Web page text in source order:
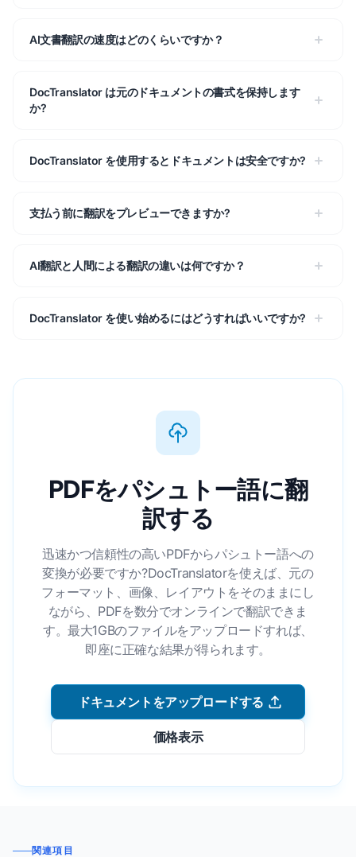
AI文書翻訳の速度はどのくらいですか？
DocTranslator は元のドキュメントの書式を保持します
か?
DocTranslator を使用するとドキュメントは安全ですか?
支払う前に翻訳をプレビューできますか?
AI翻訳と人間による翻訳の違いは何ですか？
DocTranslator を使い始めるにはどうすればいいですか?
PDFをパシュトー語に翻
訳する
迅速かつ信頼性の高いPDFからパシュトー語への
変換が必要ですか?DocTranslatorを使えば、元の
フォーマット、画像、レイアウトをそのままにし
ながら、PDFを数分でオンラインで翻訳できま
す。最大1GBのファイルをアップロードすれば、
即座に正確な結果が得られます。
ドキュメントをアップロードする
価格表示
関連項目